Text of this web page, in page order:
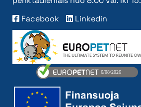
Facebook
Linkedin